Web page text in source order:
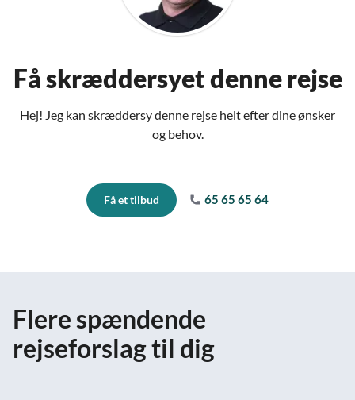
Få skræddersyet denne rejse
Hej! Jeg kan skræddersy denne rejse helt efter dine ønsker
og behov.
Få et tilbud 65 65 65 64
Flere spændende
rejseforslag til dig